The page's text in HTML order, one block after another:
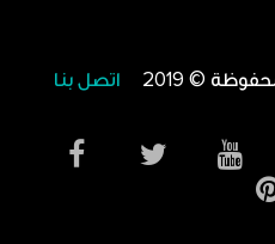
© 2019 اتصل بنا